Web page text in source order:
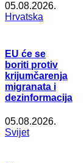
05.08.2026.
Hrvatska
EU će se
boriti protiv
krijumčarenja
migranata i
dezinformacija
05.08.2026.
Svijet